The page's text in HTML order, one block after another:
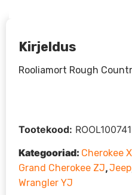
Kirjeldus
Rooliamort Rough
Tootekood: ROOL100741
Kategooriad: Cherokee
Grand Cherokee ZJ,Jeep
Wrangler YJ